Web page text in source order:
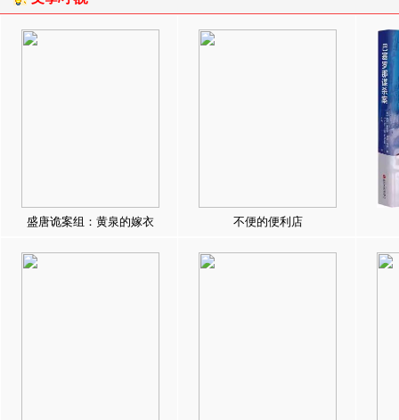
盛唐诡案组：黄泉的嫁衣 不便的便利店